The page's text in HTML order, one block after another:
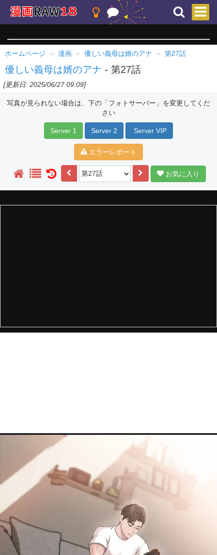
ホームページ 漫画 優しい義母は婿のアナ 第27話
優しい義母は婿のアナ - 第27話
[更新日: 2025/06/27 09:09]
写真が見られない場合は、下の「フォトサーバー」を変更してくだ
さい
Server 1 Server 2 Server VIP
エラーレポート
1 お気に入り